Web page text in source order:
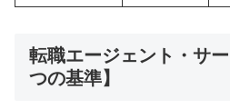
転職エージェント・サ
つの基準】